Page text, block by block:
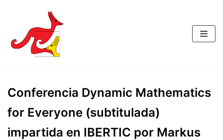
Saltar
al
contenido
Conferencia Dynamic Mathematics
for Everyone (subtitulada)
impartida en IBERTIC por Markus